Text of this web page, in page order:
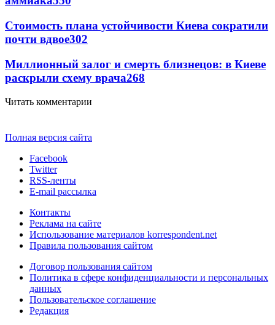
Стоимость плана устойчивости Киева сократили
почти вдвое302
Миллионный залог и смерть близнецов: в Киеве
раскрыли схему врача268
Читать комментарии
Полная версия сайта
Facebook
Twitter
RSS-ленты
E-mail рассылка
Контакты
Реклама на сайте
Использование материалов korrespondent.net
Правила пользования сайтом
Договор пользования сайтом
Политика в сфере конфиденциальности и персональных
данных
Пользовательское соглашение
Редакция